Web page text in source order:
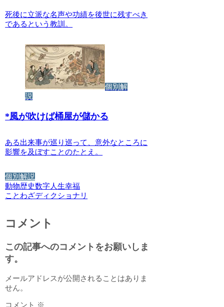
死後に立派な名声や功績を後世に残すべき
であるという教訓。
個別解
説
*風が吹けば桶屋が儲かる
ある出来事が巡り巡って、意外なところに
影響を及ぼすことのたとえ。
個別解説
動物歴史数字人生幸福
ことわざディクショナリ
コメント
この記事へのコメントをお願いしま
す。
メールアドレスが公開されることはありま
せん。
コメント ※